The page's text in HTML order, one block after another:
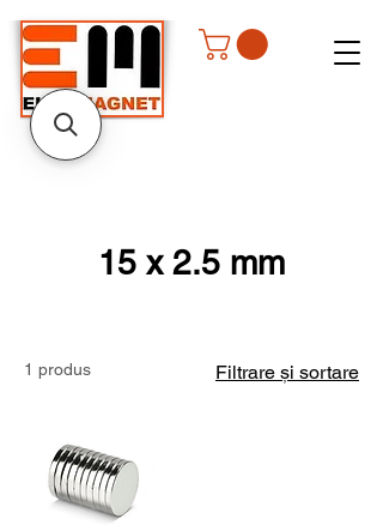
15 x 2.5 mm
1 produs Filtrare și sortare